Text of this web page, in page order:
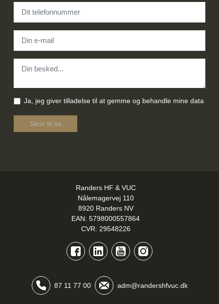
Samtykke *
Ja, jeg giver tilladelse til at gemme og behandle mine data
Recaptcha V3
Skriv til os
Randers HF & VUC
Nålemagervej 110
8920 Randers NV
EAN: 5798000557864
CVR: 29548226
FacebookLinkedInYouTubeInstagram
87 11 77 00 adm@randershfvuc.dk